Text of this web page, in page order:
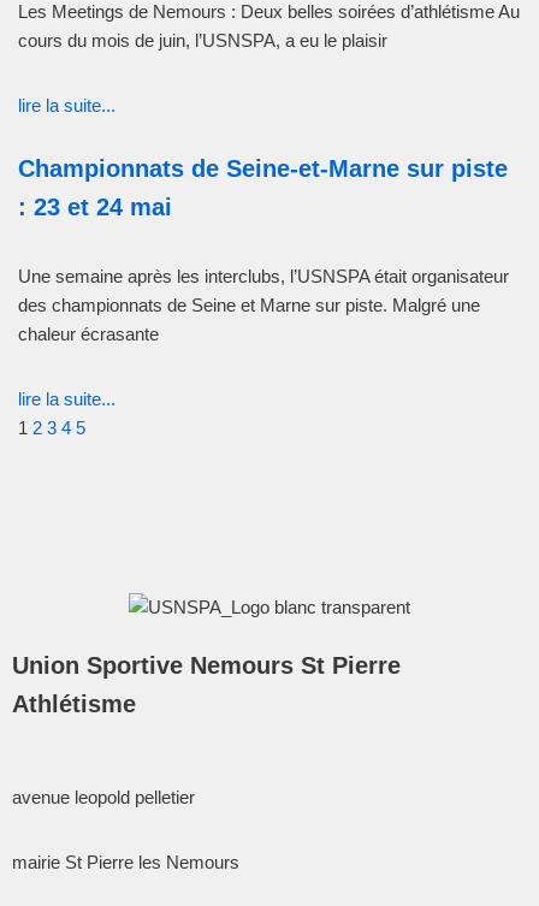
Les Meetings de Nemours : Deux belles soirées d’athlétisme Au
cours du mois de juin, l’USNSPA, a eu le plaisir
lire la suite...
Championnats de Seine-et-Marne sur piste
: 23 et 24 mai
Une semaine après les interclubs, l’USNSPA était organisateur
des championnats de Seine et Marne sur piste. Malgré une
chaleur écrasante
lire la suite...
1 2 3 4 5
Union Sportive Nemours St Pierre
Athlétisme
avenue leopold pelletier
mairie St Pierre les Nemours